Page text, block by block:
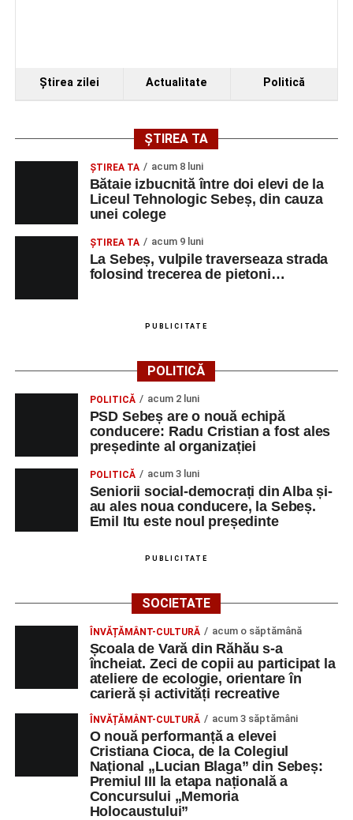
Ştirea zilei Actualitate Politică
ȘTIREA TA
ŞTIREA TA acum 8 luni
Bătaie izbucnită între doi elevi de la
Liceul Tehnologic Sebeș, din cauza
unei colege
ŞTIREA TA acum 9 luni
La Sebeș, vulpile traverseaza strada
folosind trecerea de pietoni…
PUBLICITATE
POLITICĂ
POLITICĂ acum 2 luni
PSD Sebeș are o nouă echipă
conducere: Radu Cristian a fost ales
președinte al organizației
POLITICĂ acum 3 luni
Seniorii social-democrați din Alba și-
au ales noua conducere, la Sebeș.
Emil Itu este noul președinte
PUBLICITATE
SOCIETATE
ÎNVĂȚĂMÂNT-CULTURĂ acum o săptămână
Școala de Vară din Răhău s-a
încheiat. Zeci de copii au participat la
ateliere de ecologie, orientare în
carieră și activități recreative
ÎNVĂȚĂMÂNT-CULTURĂ acum 3 săptămâni
O nouă performanță a elevei
Cristiana Cioca, de la Colegiul
Național „Lucian Blaga” din Sebeș:
Premiul III la etapa națională a
Concursului „Memoria
Holocaustului”